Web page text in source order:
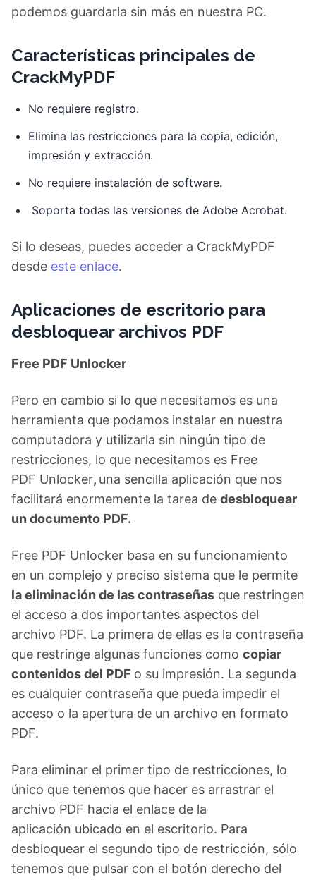
podemos guardarla sin más en nuestra PC.
Características principales de
CrackMyPDF
No requiere registro.
Elimina las restricciones para la copia, edición,
impresión y extracción.
No requiere instalación de software.
Soporta todas las versiones de Adobe Acrobat.
Si lo deseas, puedes acceder a CrackMyPDF
desde este enlace.
Aplicaciones de escritorio para
desbloquear archivos PDF
Free PDF Unlocker
Pero en cambio si lo que necesitamos es una
herramienta que podamos instalar en nuestra
computadora y utilizarla sin ningún tipo de
restricciones, lo que necesitamos es Free
PDF Unlocker, una sencilla aplicación que nos
facilitará enormemente la tarea de desbloquear
un documento PDF.
Free PDF Unlocker basa en su funcionamiento
en un complejo y preciso sistema que le permite
la eliminación de las contraseñas que restringen
el acceso a dos importantes aspectos del
archivo PDF. La primera de ellas es la contraseña
que restringe algunas funciones como copiar
contenidos del PDF o su impresión. La segunda
es cualquier contraseña que pueda impedir el
acceso o la apertura de un archivo en formato
PDF.
Para eliminar el primer tipo de restricciones, lo
único que tenemos que hacer es arrastrar el
archivo PDF hacia el enlace de la
aplicación ubicado en el escritorio. Para
desbloquear el segundo tipo de restricción, sólo
tenemos que pulsar con el botón derecho del